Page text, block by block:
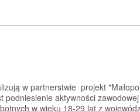
w partnerstwie projekt
aktywności
w wieku 18-29 lat z